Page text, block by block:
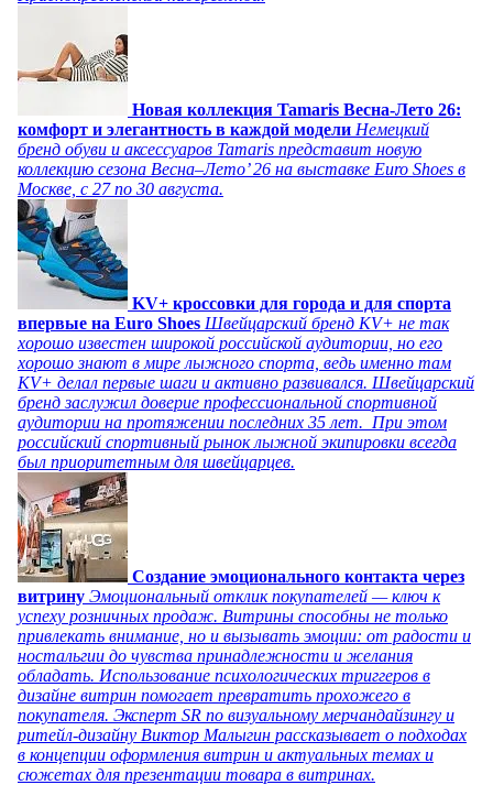
Новая коллекция Tamaris Весна-Лето 26:
комфорт и элегантность в каждой модели Немецкий
бренд обуви и аксессуаров Tamaris представит новую
коллекцию сезона Весна–Лето’ 26 на выставке Euro Shoes в
Москве, с 27 по 30 августа.
KV+ кроссовки для города и для спорта
впервые на Euro Shoes Швейцарский бренд KV+ не так
хорошо известен широкой российской аудитории, но его
хорошо знают в мире лыжного спорта, ведь именно там
KV+ делал первые шаги и активно развивался. Швейцарский
бренд заслужил доверие профессиональной спортивной
аудитории на протяжении последних 35 лет. При этом
российский спортивный рынок лыжной экипировки всегда
был приоритетным для швейцарцев.
Создание эмоционального контакта через
витрину Эмоциональный отклик покупателей — ключ к
успеху розничных продаж. Витрины способны не только
привлекать внимание, но и вызывать эмоции: от радости и
ностальгии до чувства принадлежности и желания
обладать. Использование психологических триггеров в
дизайне витрин помогает превратить прохожего в
покупателя. Эксперт SR по визуальному мерчандайзингу и
ритейл-дизайну Виктор Малыгин рассказывает о подходах
в концепции оформления витрин и актуальных темах и
сюжетах для презентации товара в витринах.